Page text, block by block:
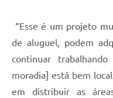
“Esse é um projeto
de aluguel, podem
continuar
moradia] está bem
em distribuir as